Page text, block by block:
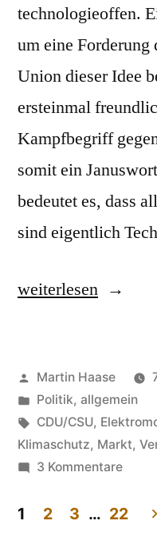
technologieoffen.
um eine Forderung
Union dieser Idee
ersteinmal
Kampfbegriff
somit ein
bedeutet es, dass
sind eigentlich
weiterlesen
Veröffentlicht
von
Martin Haase
Veröffentlicht
in
Politik, allgemein
Schlagwörter:
CDU/CSU,
Klimaschutz, Markt,
3 Kommentarezu
1 2 3 … 22